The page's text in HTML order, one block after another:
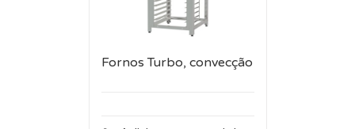
Fornos Turbo, convecção